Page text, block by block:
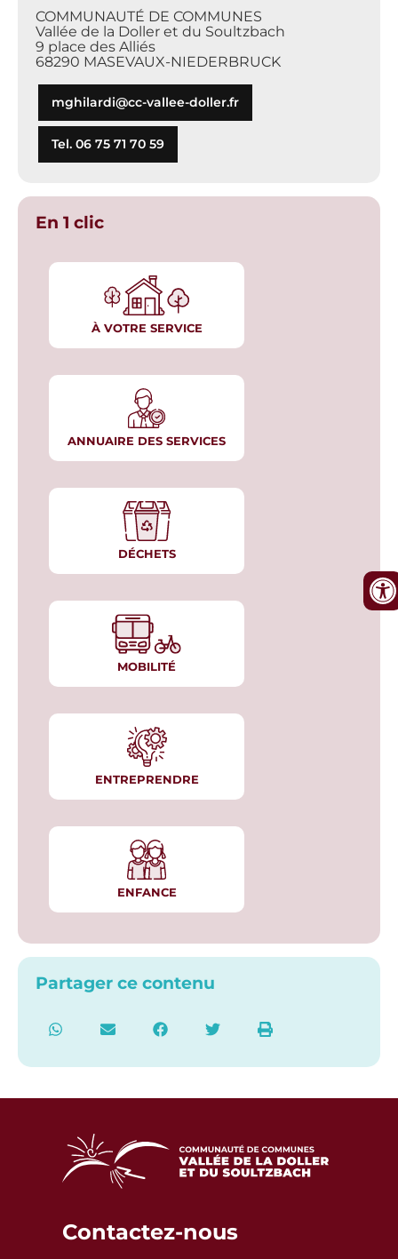
COMMUNAUTÉ DE COMMUNES
Vallée de la Doller et du Soultzbach
9 place des Alliés
68290 MASEVAUX-NIEDERBRUCK
mghilardi@cc-vallee-doller.fr
Tel. 06 75 71 70 59
En 1 clic
À VOTRE SERVICE
ANNUAIRE DES SERVICES
DÉCHETS
MOBILITÉ
ENTREPRENDRE
ENFANCE
Partager ce contenu
Contactez-nous